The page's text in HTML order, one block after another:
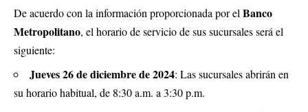
De acuerdo con la información proporcionada por el Banco
Metropolitano, el horario de servicio de sus sucursales será el
siguiente:
Jueves 26 de diciembre de 2024: Las sucursales abrirán en
su horario habitual, de 8:30 a.m. a 3:30 p.m.